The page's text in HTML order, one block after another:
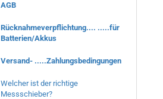
AGB
Rücknahmeverpflichtung.... .....für
Batterien/Akkus
Versand- .....Zahlungsbedingungen
Welcher ist der richtige
Messschieber?